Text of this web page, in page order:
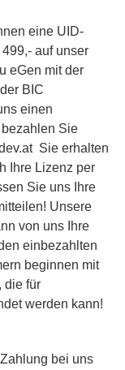
eine UID-
auf unser
eGen mit der
BIC
einen
Sie
Sie erhalten
Ihre Lizenz per
Sie uns Ihre
Unsere
von uns Ihre
einbezahlten
beginnen mit
die für
werden kann!
bei uns